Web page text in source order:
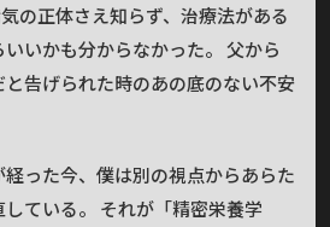
の正体さえ知らず、治療法がある
いかも分からなかった。 父から
告げられた時のあの底のない不安
った今、僕は別の視点からあらた
ている。 それが「精密栄養学